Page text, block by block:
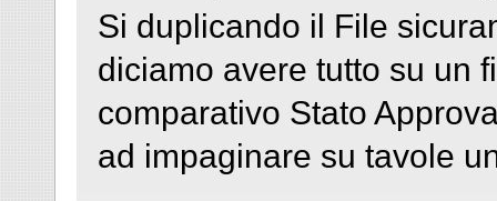
Si duplicando il File
diciamo avere tutto su un
comparativo Stato
ad impaginare su tavole